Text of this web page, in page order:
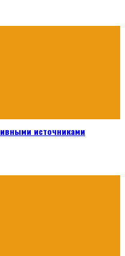
источниками